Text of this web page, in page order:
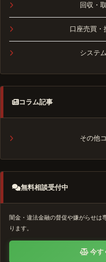
回収・
口座売買・
システ
コラム記事
その他
無料相談受付中
闇金・違法金融の督促や嫌がらせは
ります。
今す